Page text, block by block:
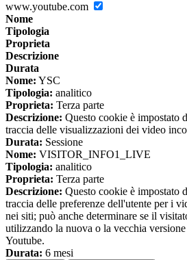
www.youtube.com
Nome
Tipologia
Proprieta
Descrizione
Durata
Nome: YSC
Tipologia: analitico
Proprieta: Terza parte
Descrizione: Questo cookie è impostato
traccia delle visualizzazioni dei video
Durata: Sessione
Nome: VISITOR_INFO1_LIVE
Tipologia: analitico
Proprieta: Terza parte
Descrizione: Questo cookie è impostato
traccia delle preferenze dell'utente per i
nei siti; può anche determinare se il
utilizzando la nuova o la vecchia
Youtube.
Durata: 6 mesi